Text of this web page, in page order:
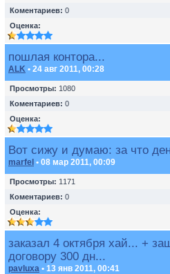
Коментариев: 0
Оценка:
пошлая контора...
ALK • 24 авг 2011, 00:28
Просмотры: 1080
Коментариев: 0
Оценка:
Вот сижу и думаю: за что
marfel • 08 мар 2011, 00:09
Просмотры: 1171
Коментариев: 0
Оценка:
заказал 4 октября хай... +
договору 300 дн...
pavluxa • 13 янв 2011, 00:41